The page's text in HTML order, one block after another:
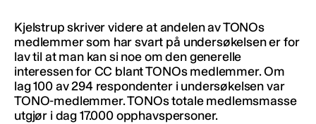
Kjelstrup skriver videre at andelen av TONOs
medlemmer som har svart på undersøkelsen er for
lav til at man kan si noe om den generelle
interessen for CC blant TONOs medlemmer. Om
lag 100 av 294 respondenter i undersøkelsen var
TONO-medlemmer. TONOs totale medlemsmasse
utgjør i dag 17.000 opphavspersoner.